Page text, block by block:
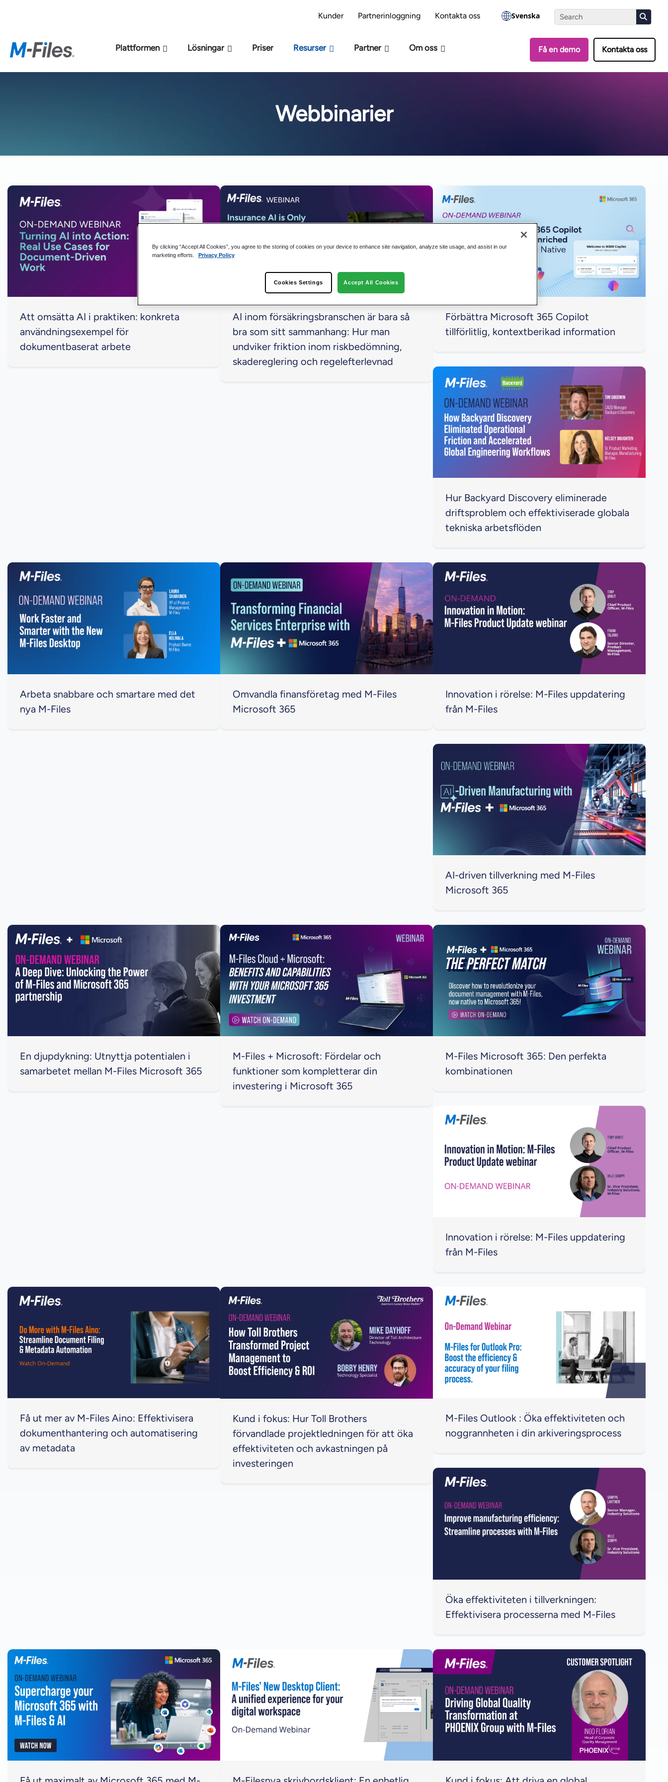
Kunder Partnerinloggning Kontakta oss Svenska
Plattformen Lösningar Priser Resurser Partner Om oss Få en demo Kontakta oss
Webbinarier
Att omsätta AI i praktiken: konkreta
användningsexempel för
dokumentbaserat arbete
AI inom försäkringsbranschen är bara så
bra som sitt sammanhang: Hur man
undviker friktion inom riskbedömning,
skadereglering och regelefterlevnad
Förbättra Microsoft 365 Copilot
tillförlitlig, kontextberikad information
Hur Backyard Discovery eliminerade
driftsproblem och effektiviserade globala
tekniska arbetsflöden
Arbeta snabbare och smartare med det
nya M-Files
Omvandla finansföretag med M-Files
Microsoft 365
Innovation i rörelse: M-Files uppdatering
från M-Files
AI-driven tillverkning med M-Files
Microsoft 365
En djupdykning: Utnyttja potentialen i
samarbetet mellan M-Files Microsoft 365
M-Files + Microsoft: Fördelar och
funktioner som kompletterar din
investering i Microsoft 365
M-Files Microsoft 365: Den perfekta
kombinationen
Innovation i rörelse: M-Files uppdatering
från M-Files
Få ut mer av M-Files Aino: Effektivisera
dokumenthantering och automatisering
av metadata
Kund i fokus: Hur Toll Brothers
förvandlade projektledningen för att öka
effektiviteten och avkastningen på
investeringen
M-Files Outlook : Öka effektiviteten och
noggrannheten i din arkiveringsprocess
Öka effektiviteten i tillverkningen:
Effektivisera processerna med M-Files
Den nya M-Files modellen M-Files -beredskap – Är ni redo för AI? Gör testet
By clicking “Accept All Cookies”, you agree to the storing of cookies on your device to enhance site navigation, analyze site usage, and assist in our
marketing efforts.
Privacy Policy
Cookies Settings Accept All Cookies